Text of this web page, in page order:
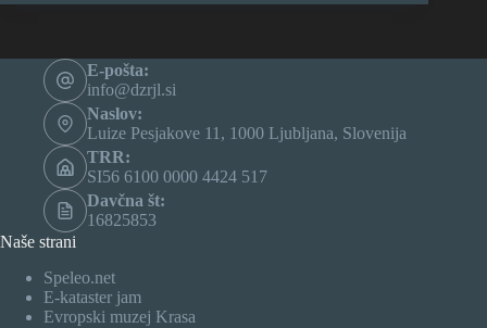
E-pošta:
info@dzrjl.si
Naslov:
Luize Pesjakove 11, 1000 Ljubljana, Slovenija
TRR:
SI56 6100 0000 4424 517
Davčna št:
16825853
Naše strani
Speleo.net
E-kataster jam
Evropski muzej Krasa